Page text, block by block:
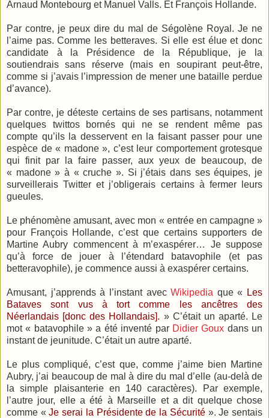
Arnaud Montebourg et Manuel Valls. Et François Hollande.
Par contre, je peux dire du mal de Ségolène Royal. Je ne
l’aime pas. Comme les betteraves. Si elle est élue et donc
candidate à la Présidence de la République, je la
soutiendrais sans réserve (mais en soupirant peut-être,
comme si j’avais l’impression de mener une bataille perdue
d’avance).
Par contre, je déteste certains de ses partisans, notamment
quelques twittos bornés qui ne se rendent même pas
compte qu’ils la desservent en la faisant passer pour une
espèce de « madone », c’est leur comportement grotesque
qui finit par la faire passer, aux yeux de beaucoup, de
« madone » à « cruche ». Si j’étais dans ses équipes, je
surveillerais Twitter et j’obligerais certains à fermer leurs
gueules.
Le phénomène amusant, avec mon « entrée en campagne »
pour François Hollande, c’est que certains supporters de
Martine Aubry commencent à m’exaspérer… Je suppose
qu’à force de jouer à l’étendard batavophile (et pas
betteravophile), je commence aussi à exaspérer certains.
Amusant, j’apprends à l’instant avecWikipedia que «
Les
Bataves sont vus à tort comme les ancêtres des
Néerlandais [donc des Hollandais]. » C’était un aparté. Le
mot « batavophile » a été inventé par Didier Goux dans un
instant de jeunitude. C’était un autre aparté.
Le plus compliqué, c’est que, comme j’aime bien Martine
Aubry, j’ai beaucoup de mal à dire du mal d’elle (au-delà de
la simple plaisanterie en 140 caractères). Par exemple,
l’autre jour, elle a été à Marseille et a dit quelque chose
comme «Je serai la Présidente de la Sécurité ». Je sentais